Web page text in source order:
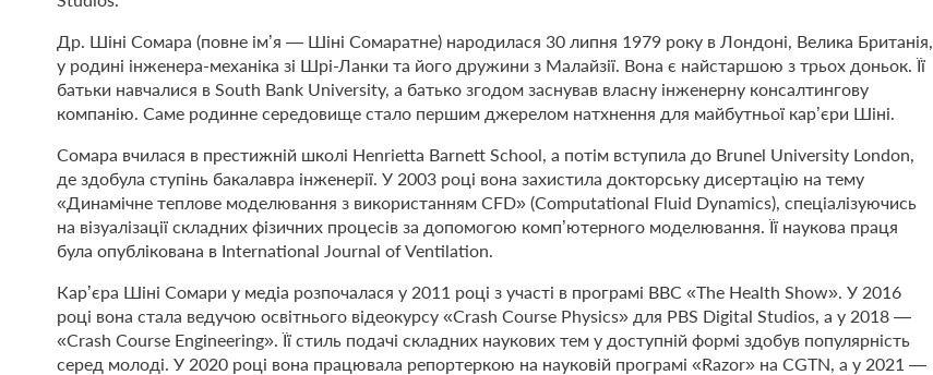
Др. Шіні Сомара (повне ім’я — Шіні Сомаратне) народилася 30 липня 1979 року в Лондоні, Велика Британія,
у родині інженера-механіка зі Шрі-Ланки та його дружини з Малайзії. Вона є найстаршою з трьох доньок. Її
батьки навчалися в South Bank University, а батько згодом заснував власну інженерну консалтингову
компанію. Саме родинне середовище стало першим джерелом натхнення для майбутньої кар’єри Шіні.
Сомара вчилася в престижній школі Henrietta Barnett School, а потім вступила до Brunel University London,
де здобула ступінь бакалавра інженерії. У 2003 році вона захистила докторську дисертацію на тему
«Динамічне теплове моделювання з використанням CFD» (Computational Fluid Dynamics), спеціалізуючись
на візуалізації складних фізичних процесів за допомогою комп’ютерного моделювання. Її наукова праця
була опублікована в International Journal of Ventilation.
Кар’єра Шіні Сомари у медіа розпочалася у 2011 році з участі в програмі BBC «The Health Show». У 2016
році вона стала ведучою освітнього відеокурсу «Crash Course Physics» для PBS Digital Studios, а у 2018 —
«Crash Course Engineering». Її стиль подачі складних наукових тем у доступній формі здобув популярність
серед молоді. У 2020 році вона працювала репортеркою на науковій програмі «Razor» на CGTN, а у 2021 —